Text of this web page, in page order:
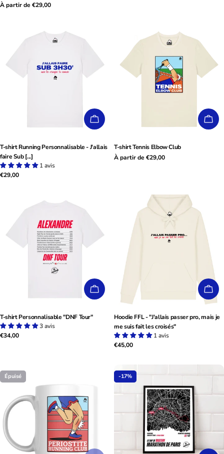
Prix
À partir de €29,00
CHOISISSEZ LES OPTIONS
T-shirt Running Personnalisable - J'allais
faire Sub [...]
1 avis
Prix
€29,00
T-shirt Tennis Elbow Club
Prix
À partir de €29,00
CHOISISSEZ LES OPTIONS
T-shirt Personnalisable "DNF Tour"
3 avis
Prix
€34,00
Hoodie FFL - "J'allais passer pro, mais je
me suis fait les croisés"
1 avis
Prix
€45,00
Épuisé -17%